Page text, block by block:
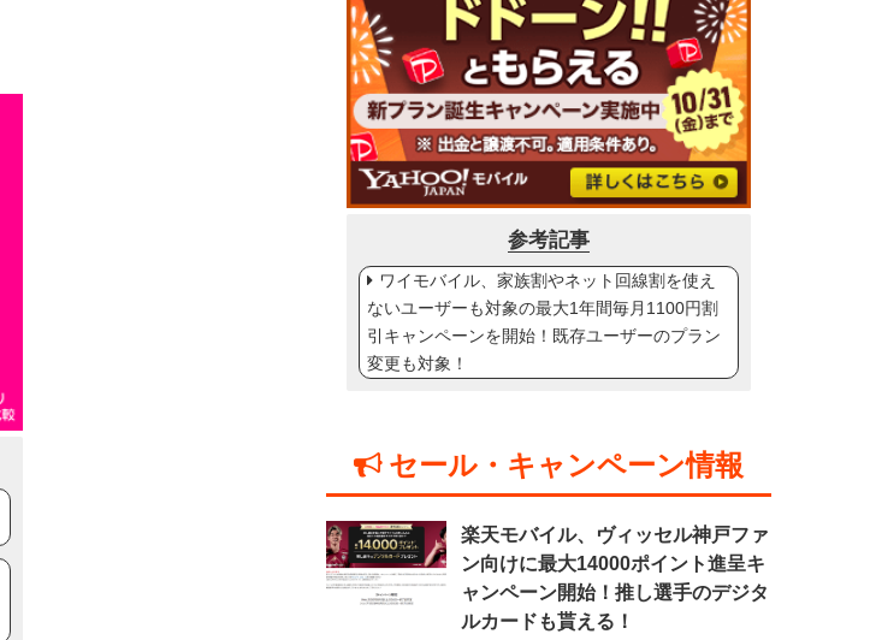
参考記事
ワイモバイル、家族割やネット回線割を使え
ないユーザーも対象の最大1年間毎月1100円割
引キャンペーンを開始！既存ユーザーのプラン
変更も対象！
セール・キャンペーン情報
楽天モバイル、ヴィッセル神戸ファ
ン向けに最大14000ポイント進呈キ
ャンペーン開始！推し選手のデジタ
ルカードも貰える！